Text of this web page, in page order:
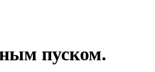
пуском.